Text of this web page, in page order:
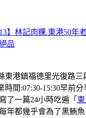
】林記肉粿.東港50年
品
東港鎮福德里光復路三
時間:07:30-15:30早前
了一篇24小時吃遍「
年都幾乎會為了黑鮪